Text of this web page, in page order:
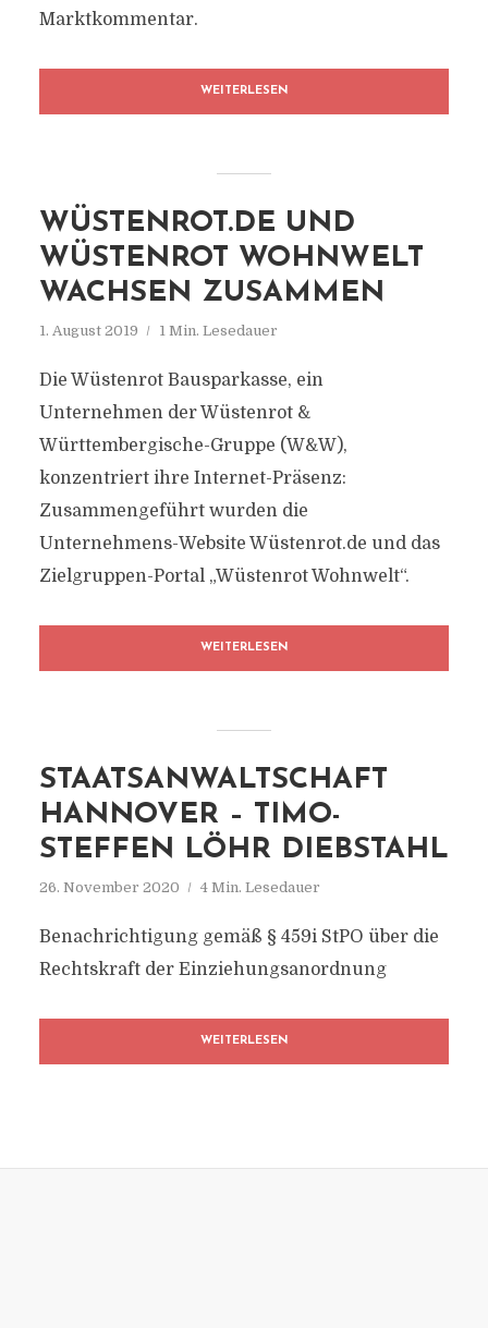
Marktkommentar.
WEITERLESEN
WÜSTENROT.DE UND
WÜSTENROT WOHNWELT
WACHSEN ZUSAMMEN
1. August 2019 1 Min. Lesedauer
Die Wüstenrot Bausparkasse, ein
Unternehmen der Wüstenrot &
Württembergische-Gruppe (W&W),
konzentriert ihre Internet-Präsenz:
Zusammengeführt wurden die
Unternehmens-Website Wüstenrot.de und das
Zielgruppen-Portal „Wüstenrot Wohnwelt“.
WEITERLESEN
STAATSANWALTSCHAFT
HANNOVER – TIMO-
STEFFEN LÖHR DIEBSTAHL
26. November 2020 4 Min. Lesedauer
Benachrichtigung gemäß § 459i StPO über die
Rechtskraft der Einziehungsanordnung
WEITERLESEN